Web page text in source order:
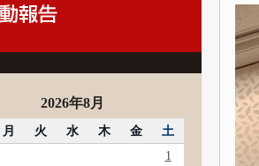
2026年8月
月 火 水 木 金
土
1